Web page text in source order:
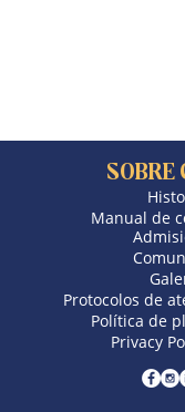
SOBRE
Manual de
Protocolos de
Política de
Privacy